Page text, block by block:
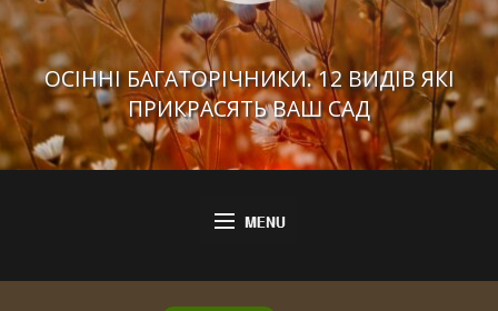
ОСІННІ БАГАТОРІЧНИКИ. 12 ВИДІВ ЯКІ
ПРИКРАСЯТЬ ВАШ САД